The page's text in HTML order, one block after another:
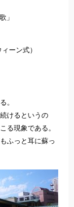
」
ーン式）
。
けるというの
る現象である。
ふっと耳に蘇っ